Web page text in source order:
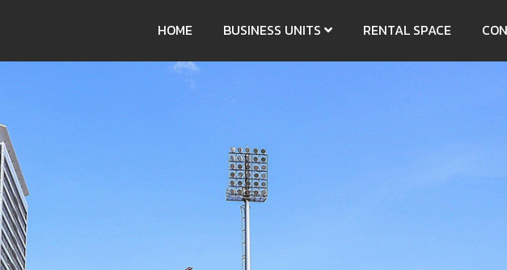
HOME BUSINESS UNITS RENTAL SPACE